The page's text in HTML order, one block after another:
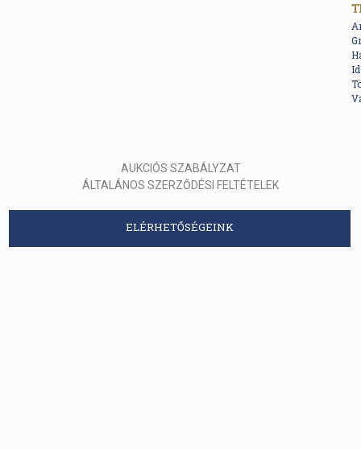
AUKCIÓS SZABÁLYZAT
ÁLTALÁNOS SZERZŐDÉSI FELTÉTELEK
ELÉRHETŐSÉGEINK